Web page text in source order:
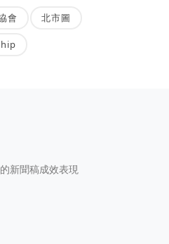
會 北市圖
新聞稿成效表現